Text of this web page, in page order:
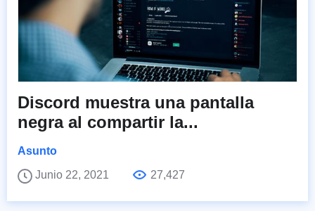
Discord muestra una pantalla
negra al compartir la...
Asunto
Junio 22, 2021
27,427